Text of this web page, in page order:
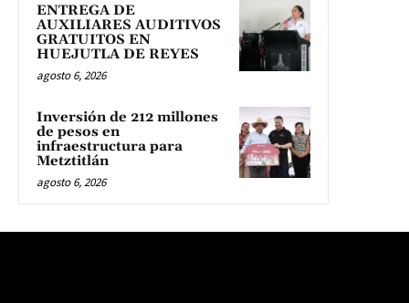
ENTREGA DE
AUXILIARES AUDITIVOS
GRATUITOS EN
HUEJUTLA DE REYES
agosto 6, 2026
Inversión de 212 millones
de pesos en
infraestructura para
Metztitlán
agosto 6, 2026